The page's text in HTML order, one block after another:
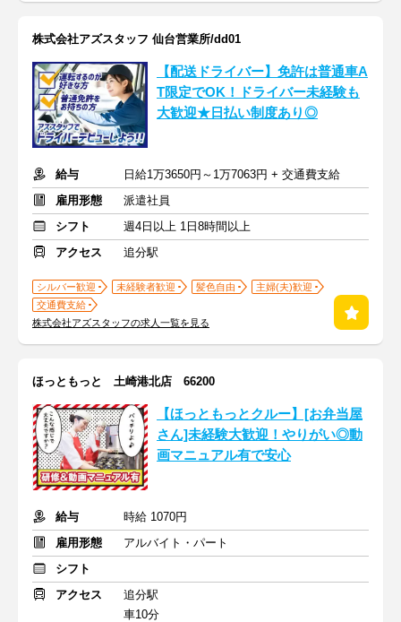
株式会社アズスタッフ 仙台営業所/dd01
【配送ドライバー】免許は普通車A
T限定でOK！ドライバー未経験も
大歓迎★日払い制度あり◎
給与
日給1万3650円～1万7063円 + 交通費支給
雇用形態
派遣社員
シフト
週4日以上 1日8時間以上
アクセス
追分駅
シルバー歓迎 未経験者歓迎 髪色自由
主婦(夫)歓迎
交通費支給
株式会社アズスタッフの求人一覧を見る
ほっともっと 土崎港北店 66200
【ほっともっとクルー】[お弁当屋
さん]未経験大歓迎！やりがい◎動
画マニュアル有で安心
給与
時給 1070円
雇用形態
アルバイト・パート
シフト
アクセス
追分駅
車10分